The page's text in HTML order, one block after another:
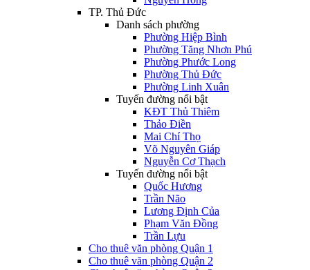
TP. Thủ Đức
Danh sách phường
Phường Hiệp Bình
Phường Tăng Nhơn Phú
Phường Phước Long
Phường Thủ Đức
Phường Linh Xuân
Tuyến đường nổi bật
KĐT Thủ Thiêm
Thảo Điền
Mai Chí Thọ
Võ Nguyên Giáp
Nguyễn Cơ Thạch
Tuyến đường nổi bật
Quốc Hương
Trần Não
Lương Định Của
Phạm Văn Đồng
Trần Lựu
Cho thuê văn phòng Quận 1
Cho thuê văn phòng Quận 2